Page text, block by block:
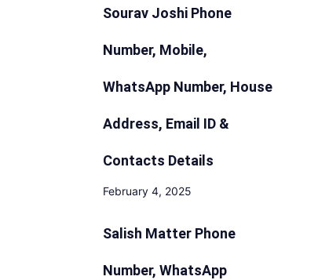
Sourav Joshi Phone
Number, Mobile,
WhatsApp Number, House
Address, Email ID &
Contacts Details
February 4, 2025
Salish Matter Phone
Number, WhatsApp